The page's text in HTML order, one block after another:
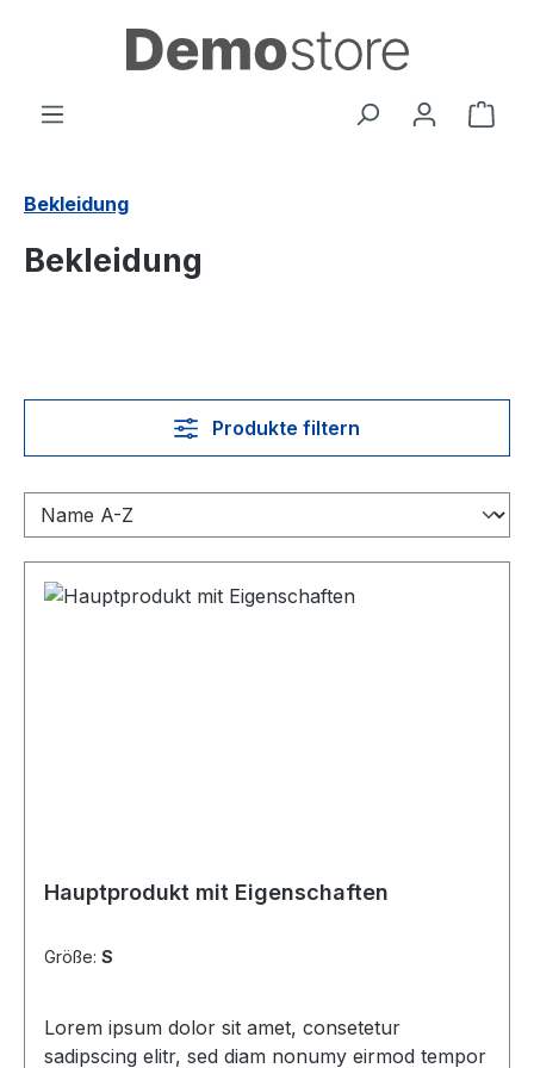
Zum Hauptinhalt springen
Bekleidung
Bekleidung
Produkte filtern
Hauptprodukt mit Eigenschaften
Größe: S
Lorem ipsum dolor sit amet, consetetur
sadipscing elitr, sed diam nonumy eirmod tempor